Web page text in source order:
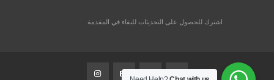
اشترك للحصول على التحديثات للبقاء في المقدمة